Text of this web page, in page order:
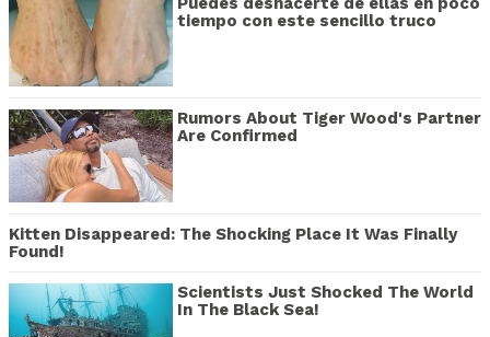
tiempo con este sencillo truco
Rumors About Tiger Wood's Partner
Are Confirmed
Kitten Disappeared: The Shocking Place It Was Finally
Found!
Scientists Just Shocked The World
In The Black Sea!